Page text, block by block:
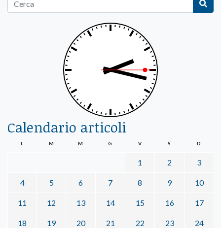
Calendario articoli
L M M G V S D
1 2 3
4 5 6 7 8 9 10
11 12 13 14 15 16 17
18 19 20 21 22 23 24